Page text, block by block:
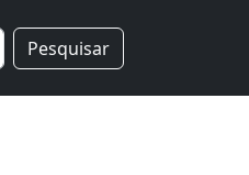
Pesquisar